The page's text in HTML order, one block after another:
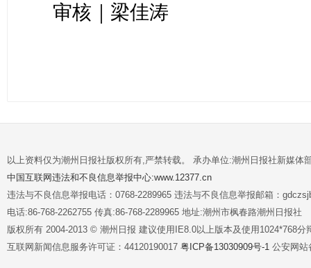
审核｜梁佳涛
以上资料仅为潮州日报社版权所有,严禁转载。 承办单位:潮州日报社新媒体
中国互联网违法和不良信息举报中心:www.12377.cn
违法与不良信息举报电话：0768-2289965 违法与不良信息举报邮箱：
电话:86-768-2262755 传真:86-768-2289965 地址:潮州市枫春路潮州日报社
版权所有 2004-2013 © 潮州日报 建议使用IE8.0以上版本及使用1024*768分
互联网新闻信息服务许可证：44120190017 粤ICP备13030909号-1 公安网站